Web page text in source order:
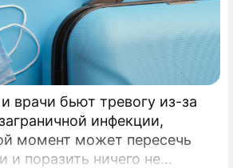
врачи бьют тревогу из-за
инфекции,
момент может пересечь
и поразить ничего не